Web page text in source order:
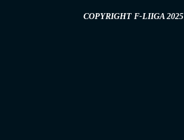
COPYRIGHT F-LIIGA 2025